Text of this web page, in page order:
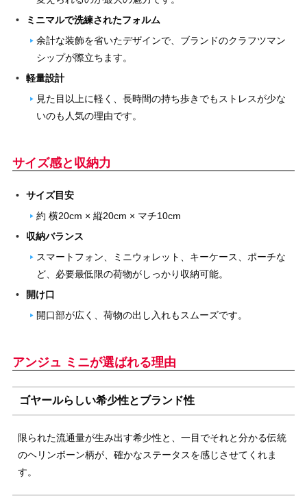
ミニマルで洗練されたフォルム
余計な装飾を省いたデザインで、ブランドのクラフツマン
シップが際立ちます。
軽量設計
見た目以上に軽く、長時間の持ち歩きでもストレスが少な
いのも人気の理由です。
サイズ感と収納力
サイズ目安
約 横20cm × 縦20cm × マチ10cm
収納バランス
スマートフォン、ミニウォレット、キーケース、ポーチな
ど、必要最低限の荷物がしっかり収納可能。
開け口
開口部が広く、荷物の出し入れもスムーズです。
アンジュ ミニが選ばれる理由
ゴヤールらしい希少性とブランド性
限られた流通量が生み出す希少性と、一目でそれと分かる伝統
のヘリンボーン柄が、確かなステータスを感じさせてくれま
す。